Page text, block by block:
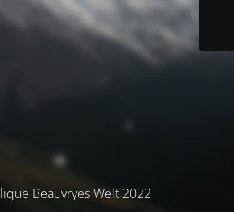
Beauvryes Welt 2022